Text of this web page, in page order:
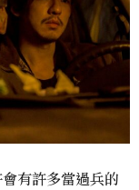
有許多當過兵的